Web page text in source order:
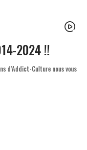
2024 !!
d’Addict-Culture nous vous